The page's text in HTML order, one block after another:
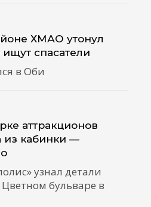
ХМАО утонул
спасатели
в Оби
аттракционов
из кабинки —
узнал детали
бульваре в